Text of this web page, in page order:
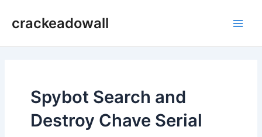
paracrackeadowall
Spybot Search and
Destroy Chave Serial